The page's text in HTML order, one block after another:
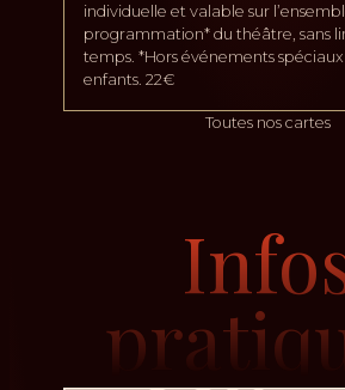
individuelle et valable sur
programmation* du théâtre, sans
temps. *Hors événements
enfants. 22€
Toutes nos cartes